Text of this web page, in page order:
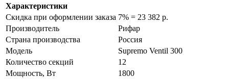
Характеристики
Скидка при оформлении заказа 7% = 23 382 р.
Производитель
Рифар
Страна производства
Россия
Модель
Supremo Ventil 300
Количество секций
12
Мощность, Вт
1800